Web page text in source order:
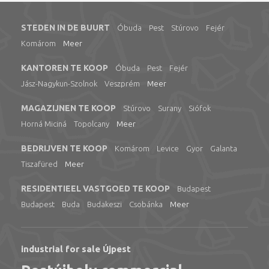
STEDEN IN DE BUURT Óbuda Pest Stúrovo
Fejér
Komárom
Meer
KANTOREN TE KOOP Óbuda Pest
Fejér
Jász-Nagykun-Szolnok
Veszprém Meer
MAGAZIJNEN TE KOOP Stúrovo Surany
Siófok
Horná Miciná
Topolcany Meer
BEDRIJVEN TE KOOP Komárom Levice Gyor
Galanta
Tiszafüred
Meer
RESIDENTIEEL VASTGOED TE KOOP
Budapest
Budapest
Buda Budakeszi Csobánka Meer
industrial for sale Újpest